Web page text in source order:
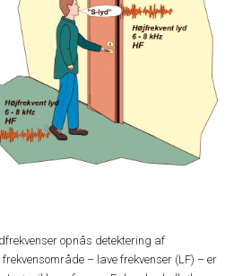
opnås detektering af
– lave frekvenser (LF) – er